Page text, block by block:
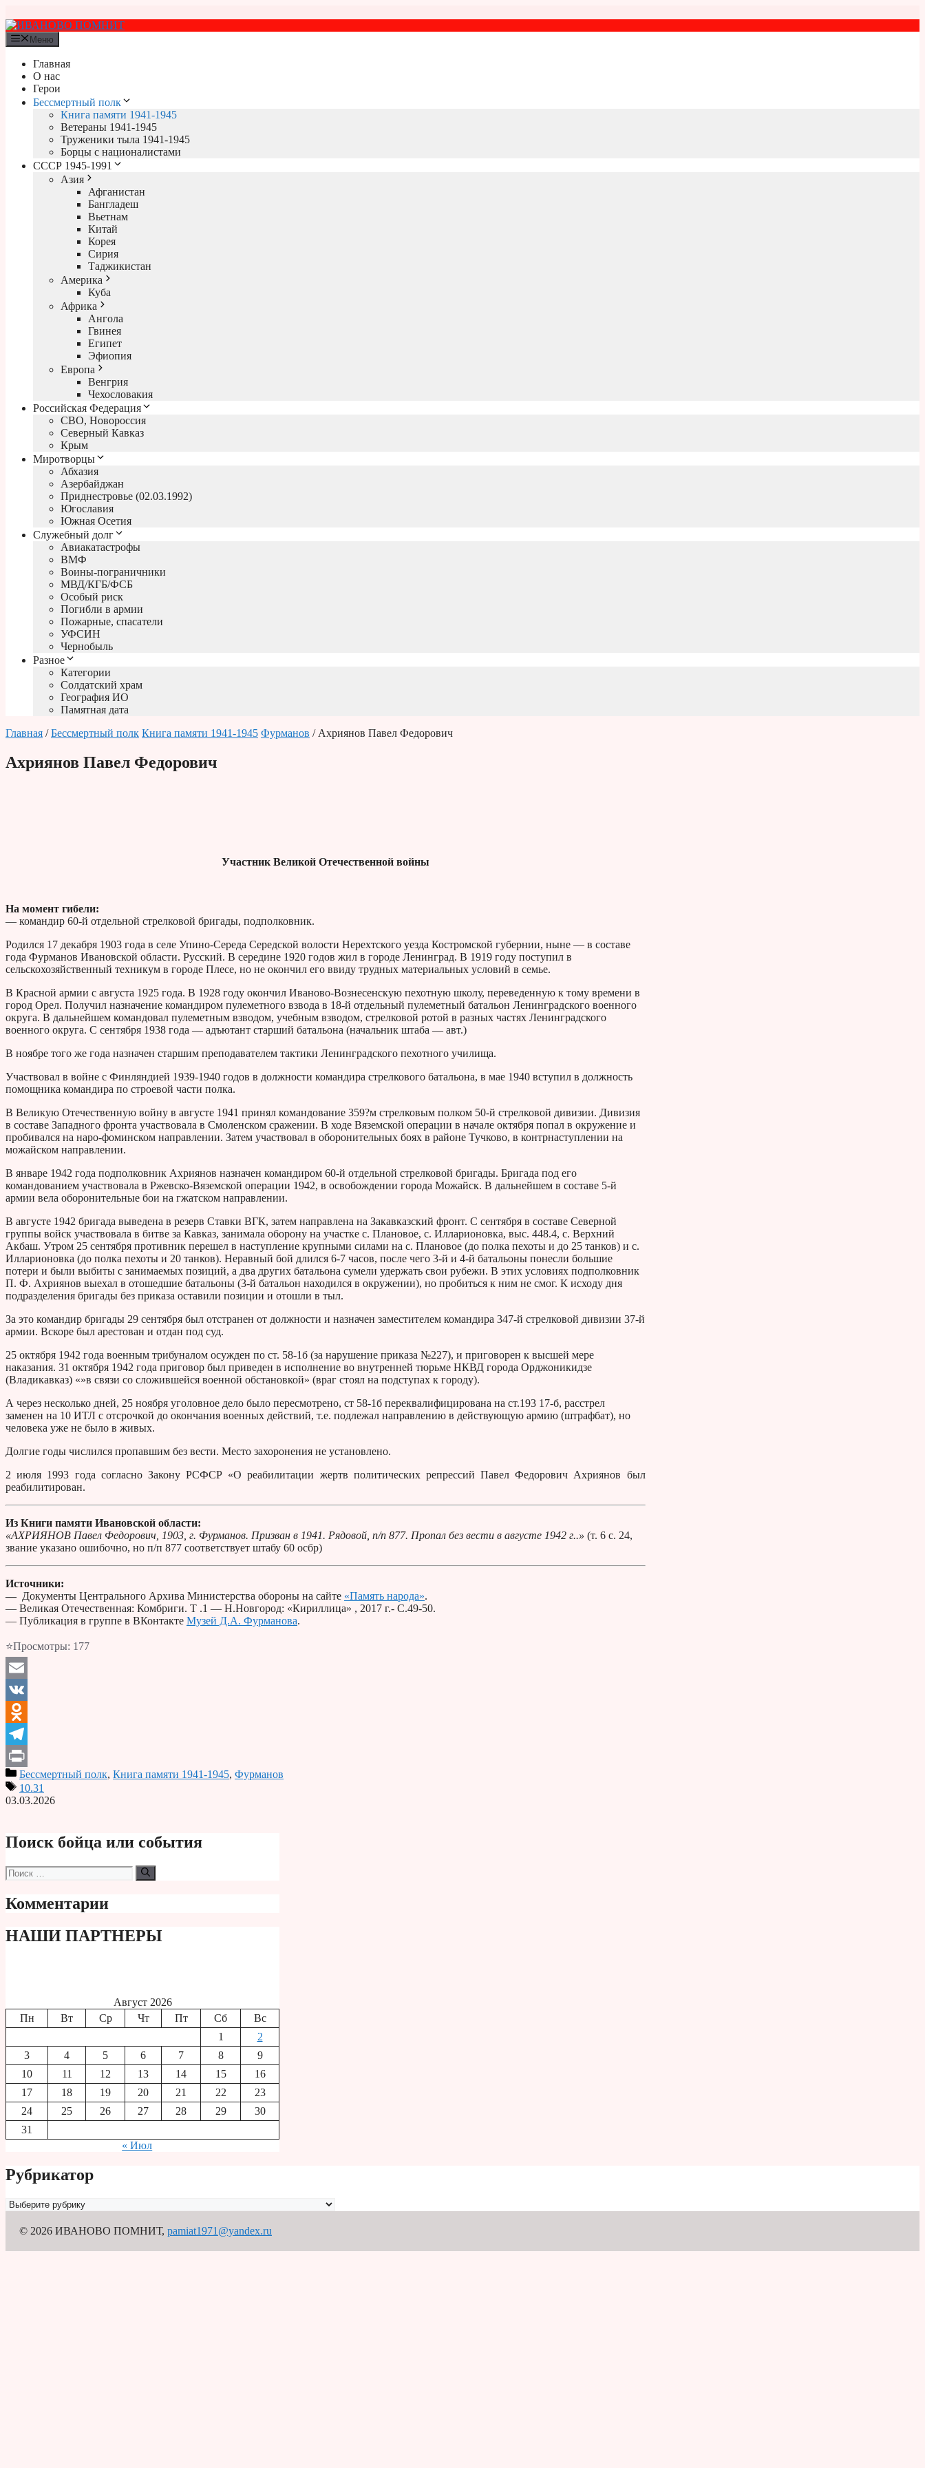
к
содержимому
Меню
Главная
О нас
Герои
Бессмертный полк
Книга памяти 1941-1945
Ветераны 1941-1945
Труженики тыла 1941-1945
Борцы с националистами
СССР 1945-1991
Азия
Афганистан
Бангладеш
Вьетнам
Китай
Корея
Сирия
Таджикистан
Америка
Куба
Африка
Ангола
Гвинея
Египет
Эфиопия
Европа
Венгрия
Чехословакия
Российская Федерация
СВО, Новороссия
Северный Кавказ
Крым
Миротворцы
Абхазия
Азербайджан
Приднестровье (02.03.1992)
Югославия
Южная Осетия
Служебный долг
Авиакатастрофы
ВМФ
Воины-пограничники
МВД/КГБ/ФСБ
Особый риск
Погибли в армии
Пожарные, спасатели
УФСИН
Чернобыль
Разное
Категории
Солдатский храм
География ИО
Памятная дата
Главная /Бессмертный полк Книга памяти 1941-1945 Фурманов / Ахриянов Павел Федорович
Ахриянов Павел Федорович
Участник Великой Отечественной войны
На момент гибели:
— командир 60-й отдельной стрелковой бригады, подполковник.
Родился 17 декабря 1903 года в селе Упино-Середа Середской волости Нерехтского уезда Костромской губернии, ныне — в составе
года Фурманов Ивановской области. Русский. В середине 1920 годов жил в городе Ленинград. В 1919 году поступил в
сельскохозяйственный техникум в городе Плесе, но не окончил его ввиду трудных материальных условий в семье.
В Красной армии с августа 1925 года. В 1928 году окончил Иваново-Вознесенскую пехотную школу, переведенную к тому времени в
город Орел. Получил назначение командиром пулеметного взвода в 18-й отдельный пулеметный батальон Ленинградского военного
округа. В дальнейшем командовал пулеметным взводом, учебным взводом, стрелковой ротой в разных частях Ленинградского
военного округа. С сентября 1938 года — адъютант старший батальона (начальник штаба — авт.)
В ноябре того же года назначен старшим преподавателем тактики Ленинградского пехотного училища.
Участвовал в войне с Финляндией 1939-1940 годов в должности командира стрелкового батальона, в мае 1940 вступил в должность
помощника командира по строевой части полка.
В Великую Отечественную войну в августе 1941 принял командование 359?м стрелковым полком 50-й стрелковой дивизии. Дивизия
в составе Западного фронта участвовала в Смоленском сражении. В ходе Вяземской операции в начале октября попал в окружение и
пробивался на наро-фоминском направлении. Затем участвовал в оборонительных боях в районе Тучково, в контрнаступлении на
можайском направлении.
В январе 1942 года подполковник Ахриянов назначен командиром 60-й отдельной стрелковой бригады. Бригада под его
командованием участвовала в Ржевско-Вяземской операции 1942, в освобождении города Можайск. В дальнейшем в составе 5-й
армии вела оборонительные бои на гжатском направлении.
В августе 1942 бригада выведена в резерв Ставки ВГК, затем направлена на Закавказский фронт. С сентября в составе Северной
группы войск участвовала в битве за Кавказ, занимала оборону на участке с. Плановое, с. Илларионовка, выс. 448.4, с. Верхний
Акбаш. Утром 25 сентября противник перешел в наступление крупными силами на с. Плановое (до полка пехоты и до 25 танков) и с.
Илларионовка (до полка пехоты и 20 танков). Неравный бой длился 6-7 часов, после чего 3-й и 4-й батальоны понесли большие
потери и были выбиты с занимаемых позиций, а два других батальона сумели удержать свои рубежи. В этих условиях подполковник
П. Ф. Ахриянов выехал в отошедшие батальоны (3-й батальон находился в окружении), но пробиться к ним не смог. К исходу дня
подразделения бригады без приказа оставили позиции и отошли в тыл.
За это командир бригады 29 сентября был отстранен от должности и назначен заместителем командира 347-й стрелковой дивизии 37-й
армии. Вскоре был арестован и отдан под суд.
25 октября 1942 года военным трибуналом осужден по ст. 58-1б (за нарушение приказа №227), и приговорен к высшей мере
наказания. 31 октября 1942 года приговор был приведен в исполнение во внутренней тюрьме НКВД города Орджоникидзе
(Владикавказ) «»в связи со сложившейся военной обстановкой» (враг стоял на подступах к городу).
А через несколько дней, 25 ноября уголовное дело было пересмотрено, ст 58-1б переквалифицирована на ст.193 17-б, расстрел
заменен на 10 ИТЛ с отсрочкой до окончания военных действий, т.е. подлежал направлению в действующую армию (штрафбат), но
человека уже не было в живых.
Долгие годы числился пропавшим без вести. Место захоронения не установлено.
2 июля 1993 года согласно Закону РСФСР «О реабилитации жертв политических репрессий Павел Федорович Ахриянов был
реабилитирован.
Из Книги памяти Ивановской области:
«АХРИЯНОВ Павел Федорович, 1903, г. Фурманов. Призван в 1941. Рядовой, п/п 877. Пропал без вести в августе 1942 г..» (т. 6 с. 24,
звание указано ошибочно, но п/п 877 соответствует штабу 60 осбр)
Источники:
— Документы Центрального Архива Министерства обороны на сайте «Память народа».
— Великая Отечественная: Комбриги. Т .1 — Н.Новгород: «Кириллица» , 2017 г.- С.49-50.
— Публикация в группе в ВКонтакте Музей Д.А. Фурманова.
⭐Просмотры: 177
Email
VK
Odnoklassniki
Telegram
PrintБессмертный полк, Книга памяти 1941-1945, Фурманов
10.31
03.03.2026
Поиск бойца или события
Поиск:
Комментарии
НАШИ ПАРТНЕРЫ
Август 2026
Пн
Вт Ср Чт Пт Сб
Вс
1
2
3
4 5 6 7 8
9
10
11 12 13 14 15
16
17
18 19 20 21 22
23
24
25 26 27 28 29
30
31
« Июл
Рубрикатор
Рубрикатор
© 2026 ИВАНОВО ПОМНИТ, pamiat1971@yandex.ru